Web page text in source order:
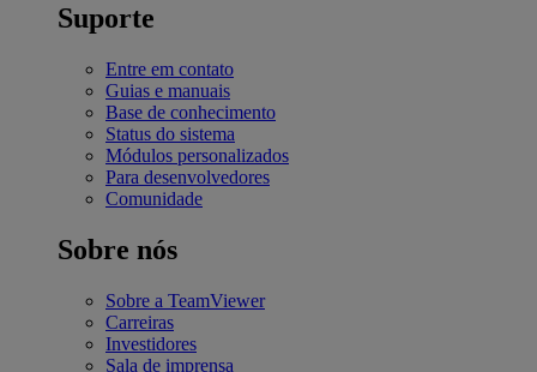
Suporte
Entre em contato
Guias e manuais
Base de conhecimento
Status do sistema
Módulos personalizados
Para desenvolvedores
Comunidade
Sobre nós
Sobre a TeamViewer
Carreiras
Investidores
Sala de imprensa